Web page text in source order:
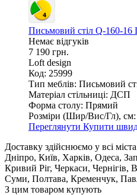
Письмовий стіл Q-160-16
Немає відгуків
7 190 грн.
Loft design
Код: 25999
Тип меблів: Письмовий
Матеріал стільниці: ДСП
Форма столу: Прямий
Розміри (Шир/Вис/Гл), см:
Переглянути Купити
Доставку здійснюємо у всі
Дніпро, Київ, Харків, Одеса,
Кривий Ріг, Черкаси,
Суми, Полтава, Кременчук,
З цим товаром купують